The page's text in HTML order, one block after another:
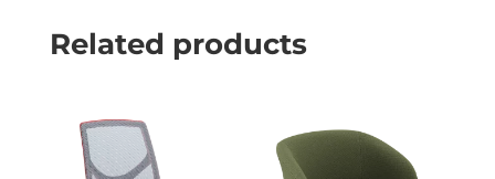
Related products